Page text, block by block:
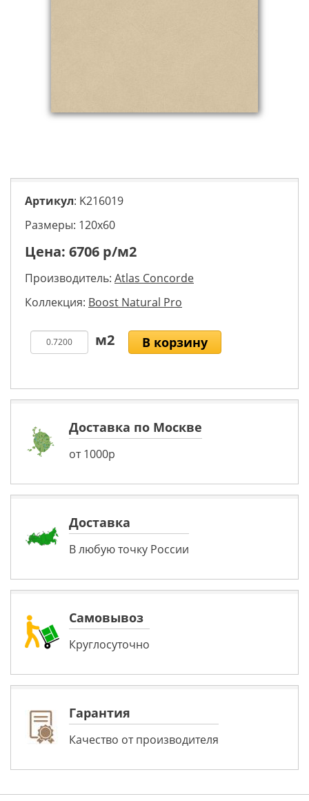
Артикул: K216019
Размеры: 120х60
Цена: 6706 р/м2
Производитель: Atlas Concorde
Коллекция: Boost Natural Pro
В корзину
Доставка по Москве
от 1000р
Доставка
В любую точку России
Самовывоз
Круглосуточно
Гарантия
Качество от производителя